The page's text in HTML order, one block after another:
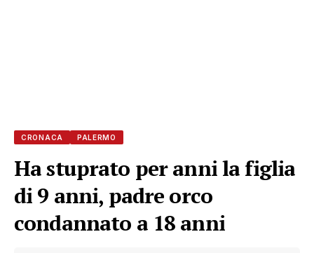
CRONACA PALERMO
Ha stuprato per anni la figlia
di 9 anni, padre orco
condannato a 18 anni